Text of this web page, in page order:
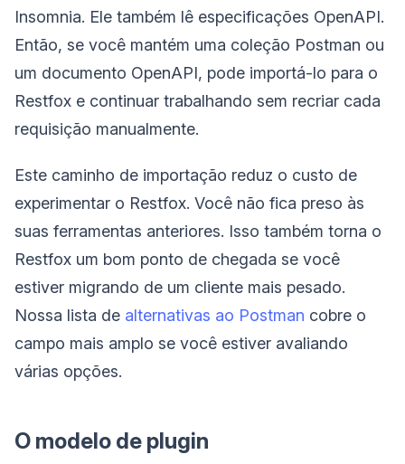
Insomnia. Ele também lê especificações OpenAPI.
Então, se você mantém uma coleção Postman ou
um documento OpenAPI, pode importá-lo para o
Restfox e continuar trabalhando sem recriar cada
requisição manualmente.
Este caminho de importação reduz o custo de
experimentar o Restfox. Você não fica preso às
suas ferramentas anteriores. Isso também torna o
Restfox um bom ponto de chegada se você
estiver migrando de um cliente mais pesado.
Nossa lista de alternativas ao Postman cobre o
campo mais amplo se você estiver avaliando
várias opções.
O modelo de plugin